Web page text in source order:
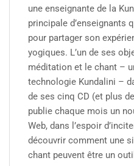
une enseignante de la
principale d’enseignants
pour partager son
yogiques. L’un de ses
méditation et le chant –
technologie Kundalini –
de ses cinq CD (et plus
publie chaque mois un
Web, dans l’espoir
découvrir comment une
chant peuvent être un